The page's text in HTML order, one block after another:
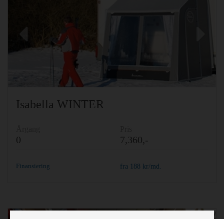
Previous
Isabella WINTER
0 7,360,-
Finansiering fra 188 kr/md.